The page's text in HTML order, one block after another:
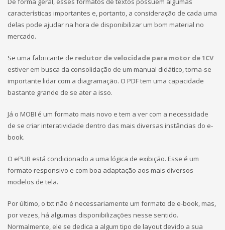
características importantes e, portanto, a consideração de cada uma
delas pode ajudar na hora de disponibilizar um bom material no
mercado.
Se uma fabricante de redutor de velocidade para motor de 1CV
estiver em busca da consolidação de um manual didático, torna-se
importante lidar com a diagramação. O PDF tem uma capacidade
bastante grande de se ater a isso.
Já o MOBI é um formato mais novo e tem a ver com a necessidade
de se criar interatividade dentro das mais diversas instâncias do e-
book.
O ePUB está condicionado a uma lógica de exibição. Esse é um
formato responsivo e com boa adaptação aos mais diversos
modelos de tela.
Por último, o txt não é necessariamente um formato de e-book, mas,
por vezes, há algumas disponibilizações nesse sentido.
Normalmente, ele se dedica a algum tipo de layout devido a sua